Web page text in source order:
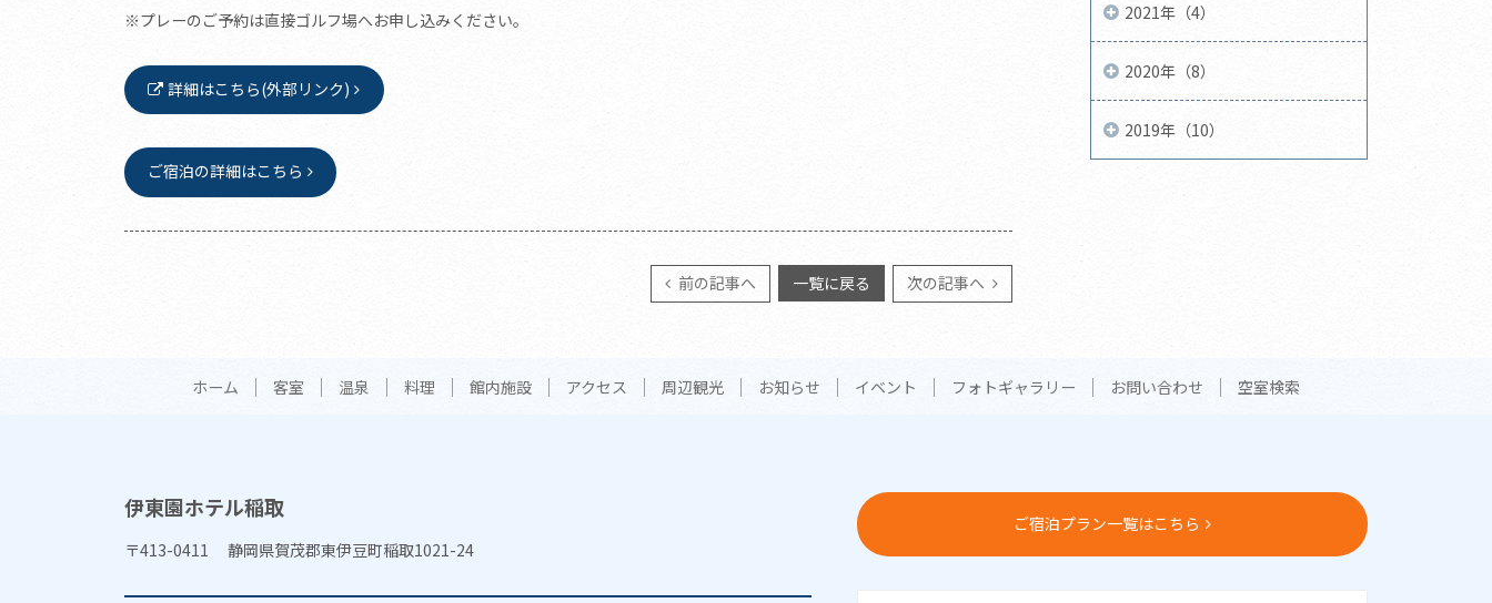
※プレーのご予約は直接ゴルフ場へお申し込みください。
詳細はこちら(外部リンク)
ご宿泊の詳細はこちら
前の記事へ 一覧に戻る 次の記事へ
2021年（4）
2020年（8）
2019年（10）
ホーム 客室 温泉 料理 館内施設 アクセス 周辺観光 お知らせ イベント フォトギャラリー お問い合わせ 空室検索
伊東園ホテル稲取
〒413-0411 静岡県賀茂郡東伊豆町稲取1021-24
ご宿泊プラン一覧はこちら